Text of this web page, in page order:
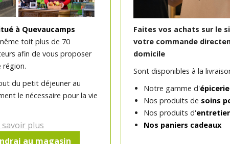
à Quevaucamps
toit plus de 70
afin de vous proposer
région.
du petit déjeuner au
le nécessaire pour la vie
savoir plus
au magasin
Faites vos achats sur le
votre commande
domicile
Sont disponibles à la
Notre gamme d'
Nos produits de soins
Nos produits d'
Nos paniers cadeaux
Bûche glacée la
straciatella et glace
personnes